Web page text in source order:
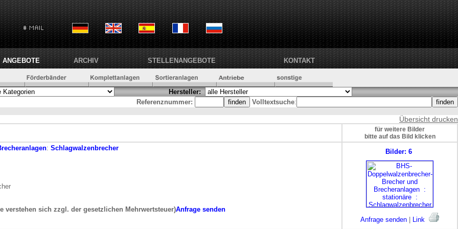
ANGEBOTE ARCHIV STELLENANGEBOTE KONTAKT
Hersteller:
Referenznummer:
Volltextsuche:
Übersicht drucken
für weitere Bilder
bitte auf das Bild klicken
: Schlagwalzenbrecher
verstehen sich zzgl. der gesetzlichen Mehrwertsteuer)Anfrage senden
Bilder: 6
Anfrage senden
Link